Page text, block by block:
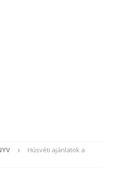
Húsvéti ajánlatok a